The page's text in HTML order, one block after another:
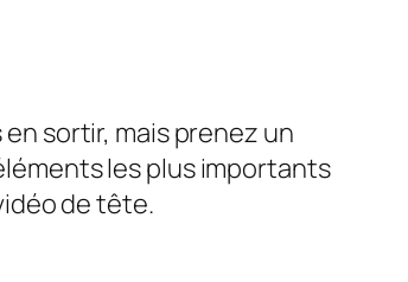
sortir, mais prenez un
les plus importants
de tête.